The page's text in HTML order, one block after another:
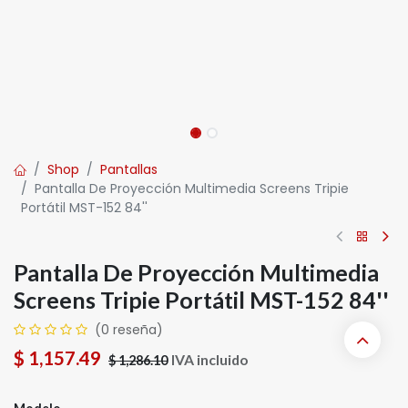
Shop
Pantallas
Pantalla De Proyección Multimedia Screens Tripie
Portátil MST-152 84''
Pantalla De Proyección Multimedia
Screens Tripie Portátil MST-152 84''
(0 reseña)
$ 1,157.49 $1,286.10 IVA incluido